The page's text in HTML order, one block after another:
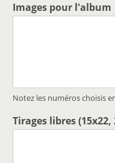
Images pour l'album
Notez les numéros choisis
Tirages libres (15x22,